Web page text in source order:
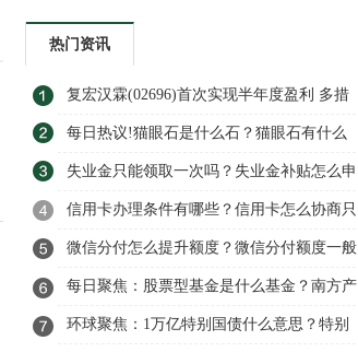
热门资讯
复宏汉霖(02696)首次实现半年度盈利 多措
并举加速自身“造血”降本增效激发增长活力|
全球新消息
每日热议!猫眼石是什么石？猫眼石有什么
功效和作用？
失业金只能领取一次吗？失业金补贴怎么申
请？
信用卡办理条件有哪些？信用卡怎么协商只
还本金？
微信分付怎么提升额度？微信分付额度一般
是多少？
每日聚焦：股票型基金是什么基金？南方产
业活力股票型基金怎样？
环球聚焦：1万亿特别国债什么意思？特别